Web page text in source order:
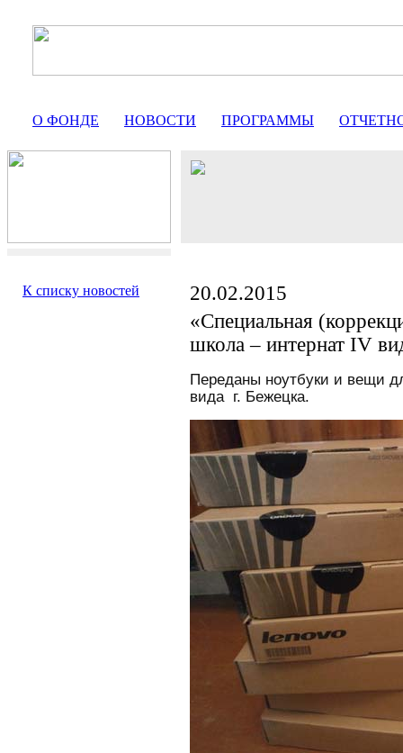
О ФОНДЕ НОВОСТИ ПРОГРАММЫ
К списку новостей
20.02.2015
«Специальная
школа – интернат IV
Переданы ноутбуки и вещи
вида г. Бежецка.